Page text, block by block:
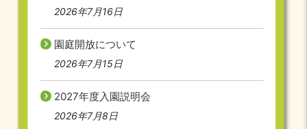
2026年7月16日
園庭開放について
2026年7月15日
2027年度入園説明会
2026年7月8日